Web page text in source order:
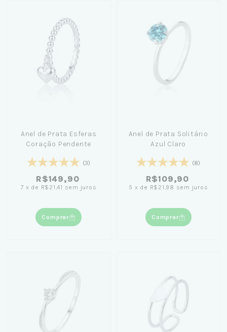
Anel de Prata Esferas
Coração Pendente
(3)
R$149,90
7 x de R$21,41 sem juros
Comprar
Anel de Prata Solitário
Azul Claro
(8)
R$109,90
5 x de R$21,98 sem juros
Comprar